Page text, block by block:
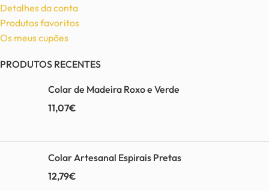
Detalhes da conta
Produtos favoritos
Os meus cupões
PRODUTOS RECENTES
Colar de Madeira Roxo e Verde
11,07€
Colar Artesanal Espirais Pretas
12,79€